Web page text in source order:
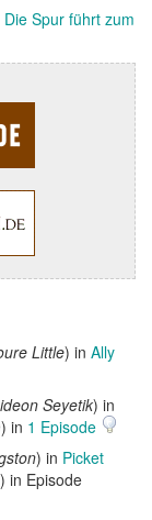
Die Spur führt zum
Little) in Ally
Seyetik) in
in 1 Episode
) in Picket
in Episode